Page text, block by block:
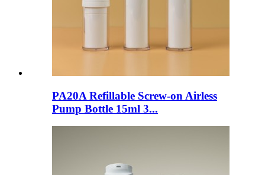
PA20A Refillable Screw-on Airless
Pump Bottle 15ml 3...